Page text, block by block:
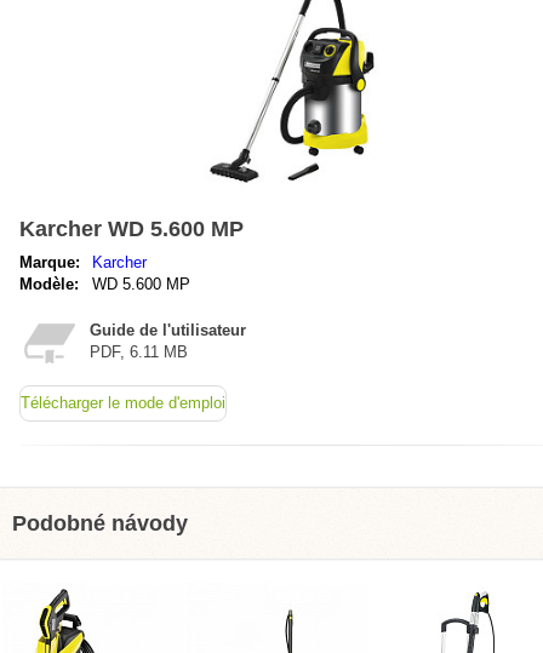
Karcher WD 5.600 MP
Marque:
Karcher
Modèle:
WD 5.600 MP
Guide de l'utilisateur
PDF, 6.11 MB
Télécharger le mode d'emploi
Podobné návody